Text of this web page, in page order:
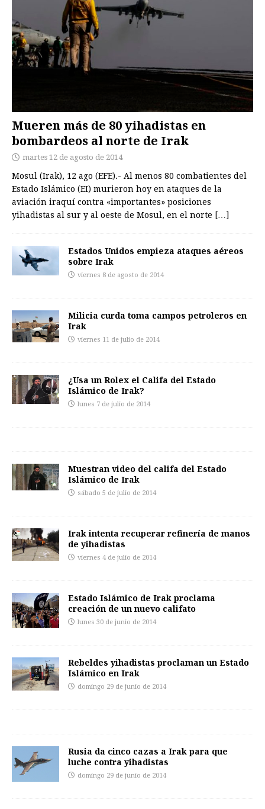
Mueren más de 80 yihadistas en
bombardeos al norte de Irak
martes 12 de agosto de 2014
Mosul (Irak), 12 ago (EFE).- Al menos 80 combatientes del
Estado Islámico (EI) murieron hoy en ataques de la
aviación iraquí contra «importantes» posiciones
yihadistas al sur y al oeste de Mosul, en el norte […]
Estados Unidos empieza ataques aéreos
sobre Irak
viernes 8 de agosto de 2014
Milicia curda toma campos petroleros en
Irak
viernes 11 de julio de 2014
¿Usa un Rolex el Califa del Estado
Islámico de Irak?
lunes 7 de julio de 2014
Muestran video del califa del Estado
Islámico de Irak
sábado 5 de julio de 2014
Irak intenta recuperar refinería de manos
de yihadistas
viernes 4 de julio de 2014
Estado Islámico de Irak proclama
creación de un nuevo califato
lunes 30 de junio de 2014
Rebeldes yihadistas proclaman un Estado
Islámico en Irak
domingo 29 de junio de 2014
Rusia da cinco cazas a Irak para que
luche contra yihadistas
domingo 29 de junio de 2014